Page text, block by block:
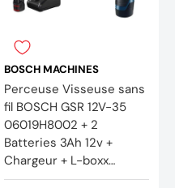
BOSCH MACHINES
Perceuse Visseuse sans
fil BOSCH GSR 12V-35
06019H8002 + 2
Batteries 3Ah 12v +
Chargeur + L-boxx
Professionnal